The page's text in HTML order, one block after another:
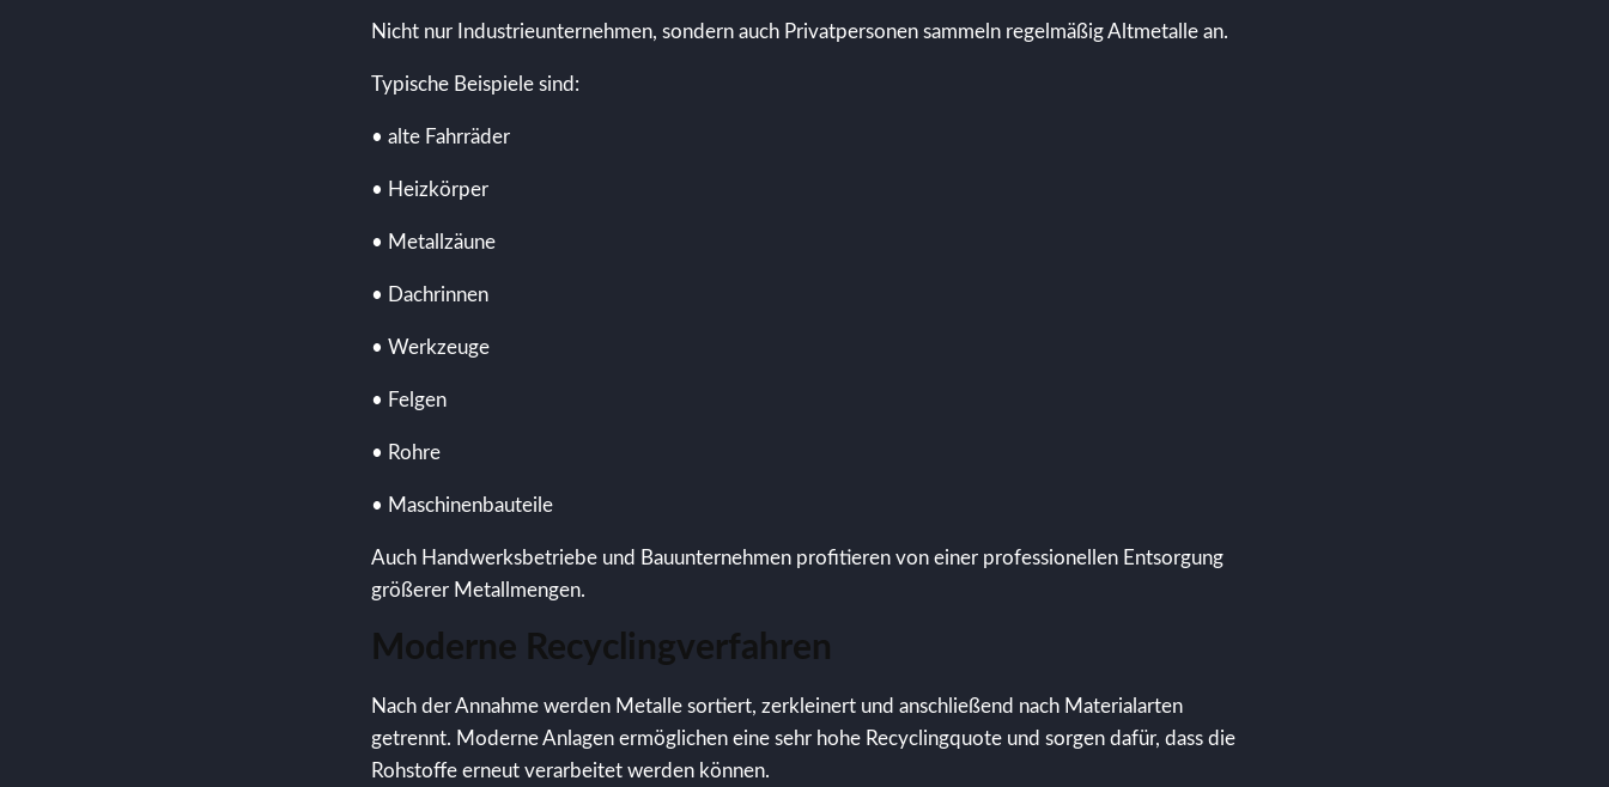
Nicht nur Industrieunternehmen, sondern auch Privatpersonen sammeln regelmäßig Altmetalle an.
Typische Beispiele sind:
• alte Fahrräder
• Heizkörper
• Metallzäune
• Dachrinnen
• Werkzeuge
• Felgen
• Rohre
• Maschinenbauteile
Auch Handwerksbetriebe und Bauunternehmen profitieren von einer professionellen Entsorgung
größerer Metallmengen.
Moderne Recyclingverfahren
Nach der Annahme werden Metalle sortiert, zerkleinert und anschließend nach Materialarten
getrennt. Moderne Anlagen ermöglichen eine sehr hohe Recyclingquote und sorgen dafür, dass die
Rohstoffe erneut verarbeitet werden können.